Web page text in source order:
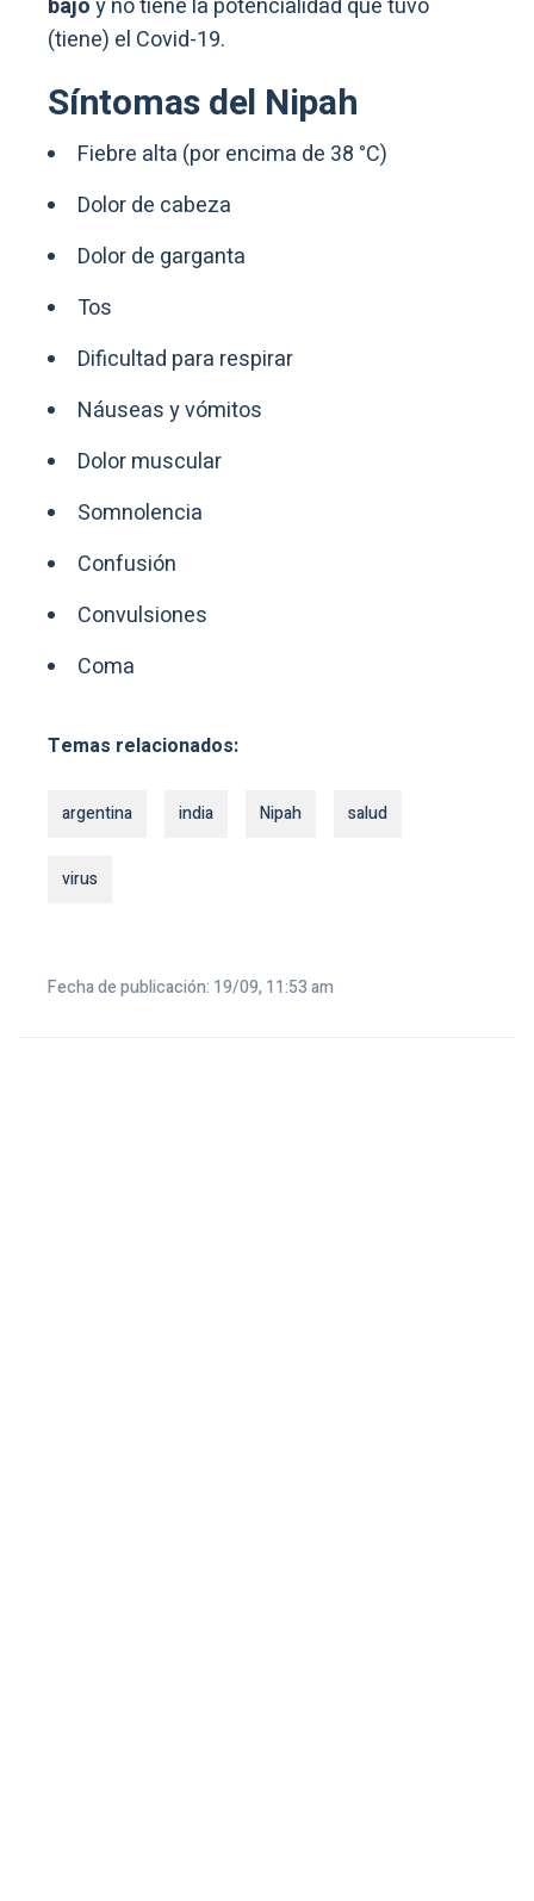
bajoy no tiene la potencialidad que tuvo
(tiene) el Covid-19.
Síntomas del Nipah
Fiebre alta (por encima de 38 °C)
Dolor de cabeza
Dolor de garganta
Tos
Dificultad para respirar
Náuseas y vómitos
Dolor muscular
Somnolencia
Confusión
Convulsiones
Coma
Temas relacionados:
argentina india Nipah salud
virus
Fecha de publicación: 19/09, 11:53 am